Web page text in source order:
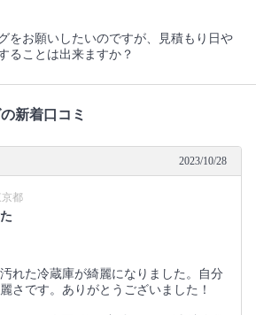
をお願いしたいのですが、見積もり日や
ることは出来ますか？
新着口コミ
2023/10/28
都
れた冷蔵庫が綺麗になりました。自分
さです。ありがとうございました！